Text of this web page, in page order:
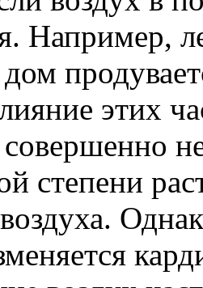
Например,
этих
совершенно
степени